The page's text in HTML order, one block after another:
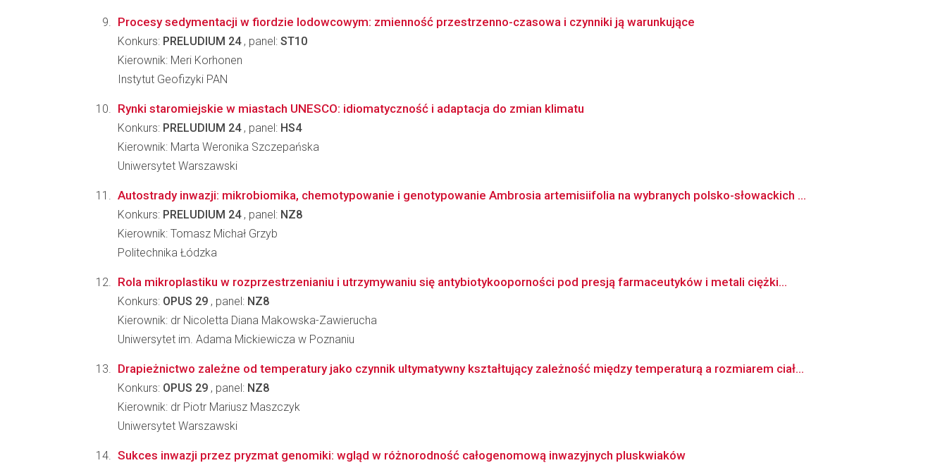
Procesy sedymentacji w fiordzie lodowcowym: zmienność przestrzenno-czasowa i czynniki ją warunkujące
Konkurs: PRELUDIUM 24, panel: ST10
Kierownik: Meri Korhonen
Instytut Geofizyki PAN
Rynki staromiejskie w miastach UNESCO: idiomatyczność i adaptacja do zmian klimatu
Konkurs: PRELUDIUM 24, panel: HS4
Kierownik: Marta Weronika Szczepańska
Uniwersytet Warszawski
Autostrady inwazji: mikrobiomika, chemotypowanie i genotypowanie Ambrosia artemisiifolia na wybranych polsko-słowackich ...
Konkurs: PRELUDIUM 24, panel: NZ8
Kierownik: Tomasz Michał Grzyb
Politechnika Łódzka
Rola mikroplastiku w rozprzestrzenianiu i utrzymywaniu się antybiotykooporności pod presją farmaceutyków i metali ciężki...
Konkurs: OPUS 29 , panel: NZ8
Kierownik: dr Nicoletta Diana Makowska-Zawierucha
Uniwersytet im. Adama Mickiewicza w Poznaniu
Drapieżnictwo zależne od temperatury jako czynnik ultymatywny kształtujący zależność między temperaturą a rozmiarem ciał...
Konkurs: OPUS 29 , panel: NZ8
Kierownik: dr Piotr Mariusz Maszczyk
Uniwersytet Warszawski
Sukces inwazji przez pryzmat genomiki: wgląd w różnorodność całogenomową inwazyjnych pluskwiaków